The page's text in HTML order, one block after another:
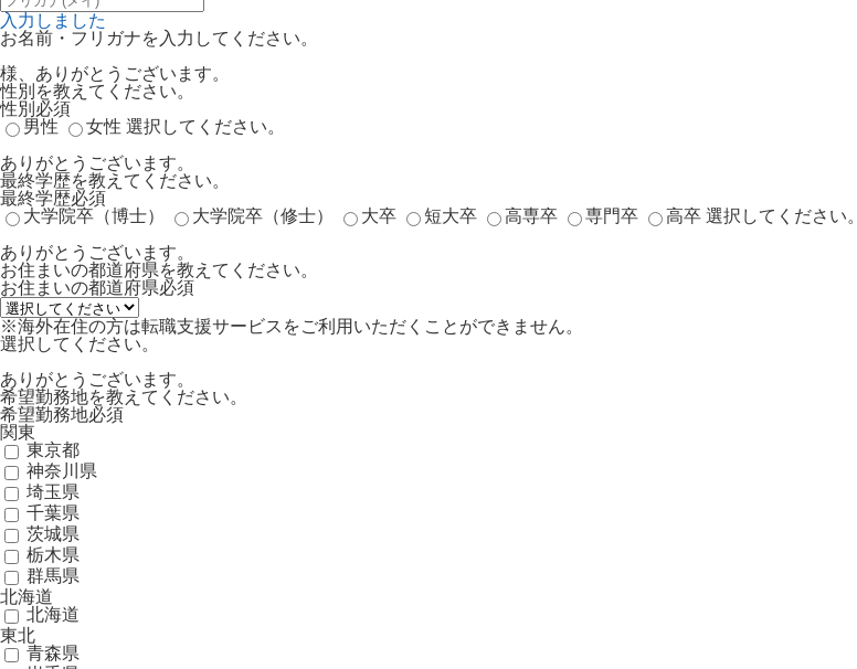
入力しました
お名前・フリガナを入力してください。
様、ありがとうございます。
性別を教えてください。
性別 必須
男性
女性 選択してください。
ありがとうございます。
最終学歴を教えてください。
最終学歴必須
大学院卒（博士）
大学院卒（修士） 大卒 短大卒 高専卒 専門卒 高卒 選択してください。
ありがとうございます。
お住まいの都道府県を教えてください。
お住まいの都道府県必須
※海外在住の方は転職支援サービスをご利用いただくことができません。
選択してください。
ありがとうございます。
希望勤務地を教えてください。
希望勤務地必須
関東
東京都
神奈川県
埼玉県
千葉県
茨城県
栃木県
群馬県
北海道
北海道
東北
青森県